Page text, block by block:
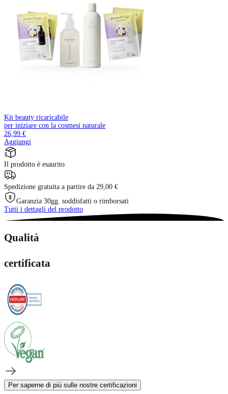
Kit beauty ricaricabile
per iniziare con la cosmesi naturale
26,99 €
Aggiungi
Il prodotto è esaurito
Spedizione gratuita a partire da 29,00 €
Garanzia 30gg. soddisfatti o rimborsati
Tutti i dettagli del prodotto
Qualità
certificata
Per saperne di più sulle nostre certificazioni